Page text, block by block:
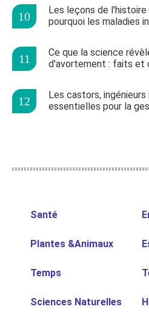
Les leçons de l'histoire
pourquoi les maladies
Ce que la science
d'avortement : faits et
Les castors,
essentielles pour la
Santé
Plantes &Animaux
Temps
Sciences Naturelles